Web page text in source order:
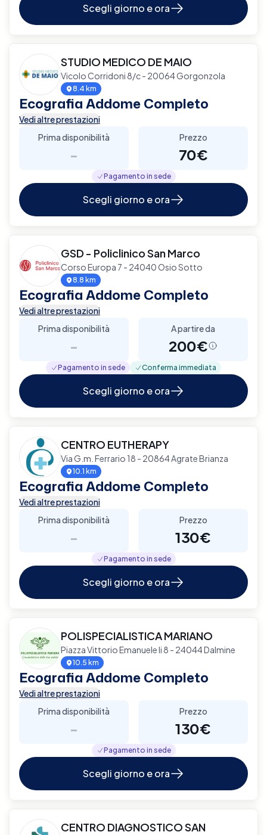
Scegli giorno e ora
STUDIO MEDICO DE MAIO
Vicolo Corridoni 8/c - 20064 Gorgonzola
8.4 km
Ecografia Addome Completo
Vedi altre prestazioni
Prima disponibilità
-
Prezzo
70€
Pagamento in sede
Scegli giorno e ora
GSD - Policlinico San Marco
Corso Europa 7 - 24040 Osio Sotto
8.8 km
Ecografia Addome Completo
Vedi altre prestazioni
Prima disponibilità
-
A partire da
200€
Pagamento in sede Conferma immediata
Scegli giorno e ora
CENTRO EUTHERAPY
Via G.m. Ferrario 18 - 20864 Agrate Brianza
10.1 km
Ecografia Addome Completo
Vedi altre prestazioni
Prima disponibilità
-
Prezzo
130€
Pagamento in sede
Scegli giorno e ora
POLISPECIALISTICA MARIANO
Piazza Vittorio Emanuele Ii 8 - 24044 Dalmine
10.5 km
Ecografia Addome Completo
Vedi altre prestazioni
Prima disponibilità
-
Prezzo
130€
Pagamento in sede
Scegli giorno e ora
CENTRO DIAGNOSTICO SAN